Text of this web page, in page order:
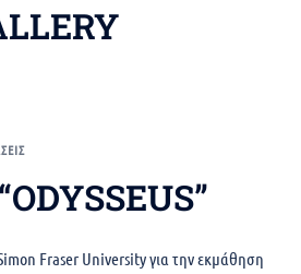
Simon Fraser University για την εκμάθηση